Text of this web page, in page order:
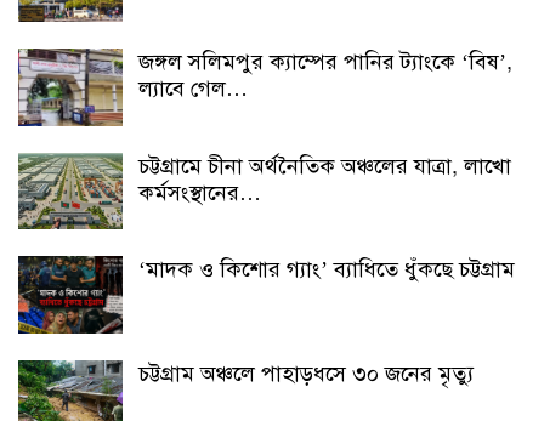
জঙ্গল সলিমপুর ক্যাম্পের পানির ট্যাংকে ‘বিষ’,
ল্যাবে গেল…
চট্টগ্রামে চীনা অর্থনৈতিক অঞ্চলের যাত্রা, লাখো
কর্মসংস্থানের…
‘মাদক ও কিশোর গ্যাং’ ব্যাধিতে ধুঁকছে চট্টগ্রাম
চট্টগ্রাম অঞ্চলে পাহাড়ধসে ৩০ জনের মৃত্যু